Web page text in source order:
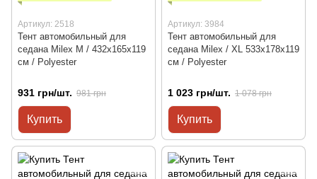
Артикул: 2518
Тент автомобильный для
седана Milex М / 432x165x119
см / Polyester
931 грн/шт. 981 грн
Купить
Артикул: 3984
Тент автомобильный для
седана Milex / XL 533x178x119
см / Polyester
1 023 грн/шт. 1 078 грн
Купить